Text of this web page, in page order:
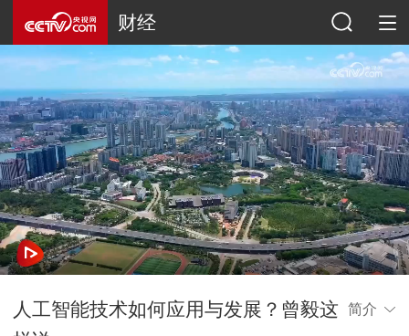
财经
人工智能技术如何应用与发展？曾毅这
简介